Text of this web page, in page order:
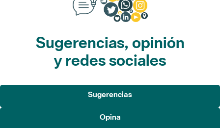
Sugerencias, opinión
y redes sociales
Sugerencias
Opina